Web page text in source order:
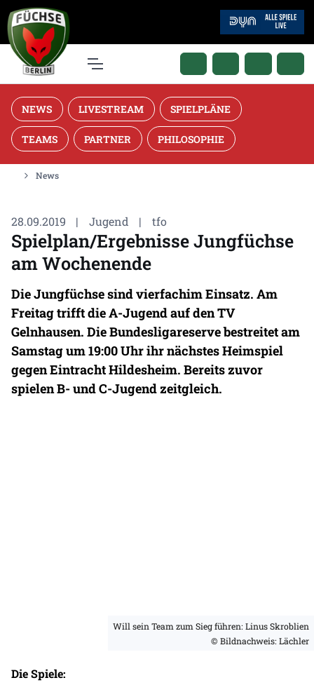
NEWS LIVESTREAM SPIELPLÄNE
TEAMS PARTNER PHILOSOPHIE
News
28.09.2019 | Jugend | tfo
Spielplan/Ergebnisse Jungfüchse
am Wochenende
Die Jungfüchse sind vierfachim Einsatz. Am
Freitag trifft die A-Jugend auf den TV
Gelnhausen. Die Bundesligareserve bestreitet am
Samstag um 19:00 Uhr ihr nächstes Heimspiel
gegen Eintracht Hildesheim. Bereits zuvor
spielen B- und C-Jugend zeitgleich.
Will sein Team zum Sieg führen: Linus Skroblien
© Bildnachweis: Lächler
Die Spiele: